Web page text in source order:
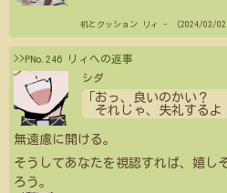
机とクッション リィ - （2024/03/
>>PNo.246 リィへの返事
シダ
「おっ、良いのかい？
それじゃ、失礼するよ
無遠慮に開ける。
そうしてあなたを視認すれば、嬉し
ろう。